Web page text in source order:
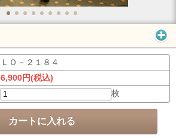
ＬＯ－２１８４
6,900円(税込)
枚